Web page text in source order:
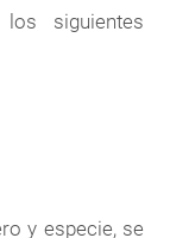
siguientes
y especie, se